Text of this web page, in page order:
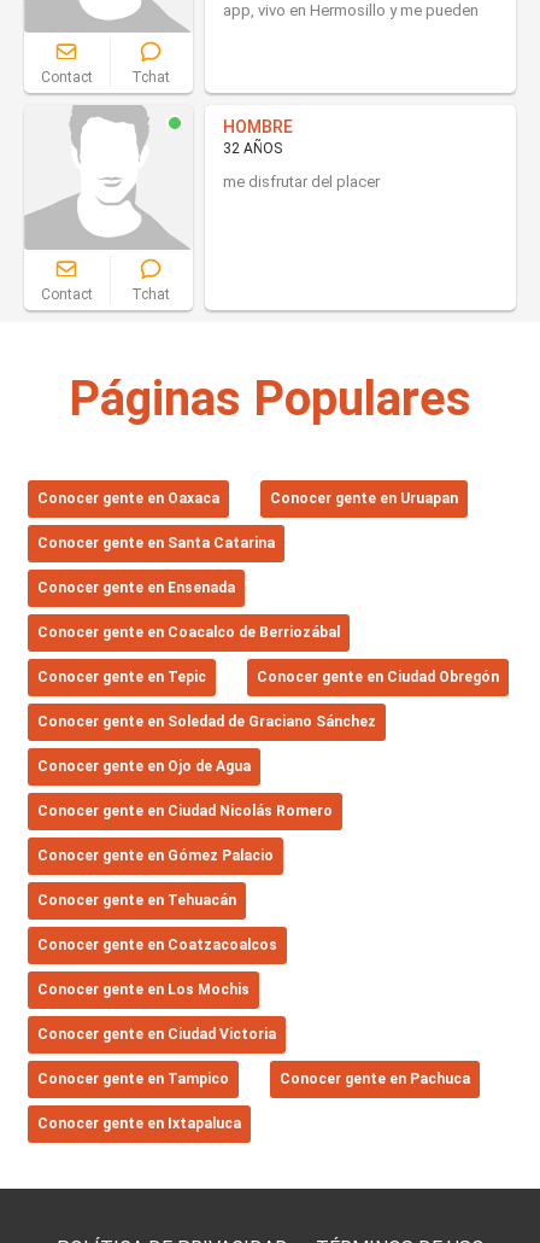
Contact Tchat
app, vivo en Hermosillo y me pueden
Contact Tchat
HOMBRE
32 AÑOS
me disfrutar del placer
Páginas Populares
Conocer gente en Oaxaca Conocer gente en Uruapan
Conocer gente en Santa Catarina
Conocer gente en Ensenada
Conocer gente en Coacalco de Berriozábal
Conocer gente en Tepic Conocer gente en Ciudad Obregón
Conocer gente en Soledad de Graciano Sánchez
Conocer gente en Ojo de Agua
Conocer gente en Ciudad Nicolás Romero
Conocer gente en Gómez Palacio
Conocer gente en Tehuacán
Conocer gente en Coatzacoalcos
Conocer gente en Los Mochis
Conocer gente en Ciudad Victoria
Conocer gente en Tampico Conocer gente en Pachuca
Conocer gente en Ixtapaluca